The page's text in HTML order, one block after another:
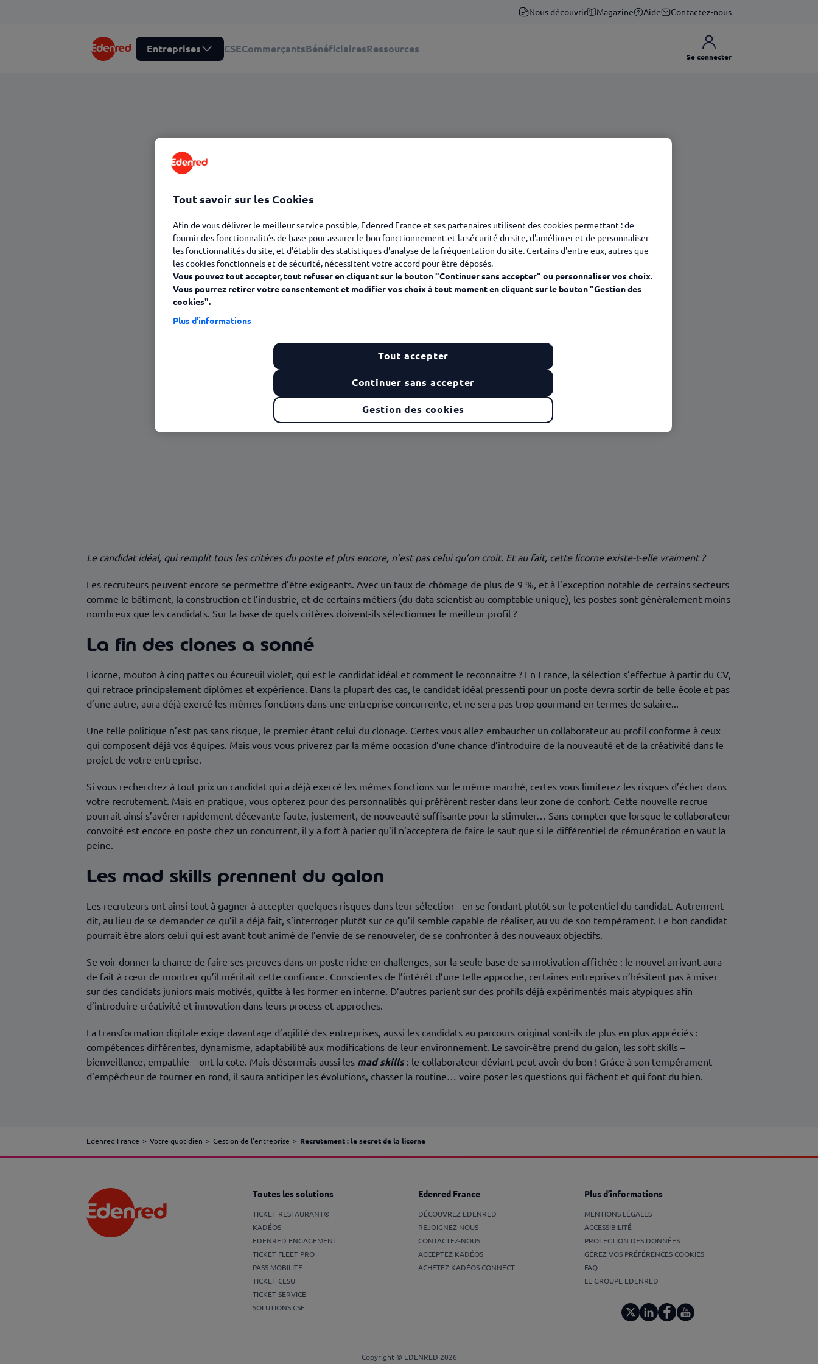
Nous découvrir Magazine Aide Contactez-nous
Entreprises CSECommerçantsBénéficiairesRessources
Se connecter
Le candidat idéal, qui remplit tous les critères du poste et plus encore, n’est pas celui qu’on croit. Et au fait, cette licorne existe-t-elle vraiment ?
Les recruteurs peuvent encore se permettre d’être exigeants. Avec un taux de chômage de plus de 9 %, et à l’exception notable de certains secteurs
comme le bâtiment, la construction et l’industrie, et de certains métiers (du data scientist au comptable unique), les postes sont généralement moins
nombreux que les candidats. Sur la base de quels critères doivent-ils sélectionner le meilleur profil ?
La fin des clones a sonné
Licorne, mouton à cinq pattes ou écureuil violet, qui est le candidat idéal et comment le reconnaitre ? En France, la sélection s’effectue à partir du CV,
qui retrace principalement diplômes et expérience. Dans la plupart des cas, le candidat idéal pressenti pour un poste devra sortir de telle école et pas
d’une autre, aura déjà exercé les mêmes fonctions dans une entreprise concurrente, et ne sera pas trop gourmand en termes de salaire...
Une telle politique n’est pas sans risque, le premier étant celui du clonage. Certes vous allez embaucher un collaborateur au profil conforme à ceux
qui composent déjà vos équipes. Mais vous vous priverez par la même occasion d’une chance d’introduire de la nouveauté et de la créativité dans le
projet de votre entreprise.
Si vous recherchez à tout prix un candidat qui a déjà exercé les mêmes fonctions sur le même marché, certes vous limiterez les risques d’échec dans
votre recrutement. Mais en pratique, vous opterez pour des personnalités qui préfèrent rester dans leur zone de confort. Cette nouvelle recrue
pourrait ainsi s’avérer rapidement décevante faute, justement, de nouveauté suffisante pour la stimuler… Sans compter que lorsque le collaborateur
convoité est encore en poste chez un concurrent, il y a fort à parier qu’il n’acceptera de faire le saut que si le différentiel de rémunération en vaut la
peine.
Les mad skills prennent du galon
Les recruteurs ont ainsi tout à gagner à accepter quelques risques dans leur sélection - en se fondant plutôt sur le potentiel du candidat. Autrement
dit, au lieu de se demander ce qu’il a déjà fait, s’interroger plutôt sur ce qu’il semble capable de réaliser, au vu de son tempérament. Le bon candidat
pourrait être alors celui qui est avant tout animé de l’envie de se renouveler, de se confronter à des nouveaux objectifs.
Se voir donner la chance de faire ses preuves dans un poste riche en challenges, sur la seule base de sa motivation affichée : le nouvel arrivant aura
de fait à cœur de montrer qu’il méritait cette confiance. Conscientes de l’intérêt d’une telle approche, certaines entreprises n’hésitent pas à miser
sur des candidats juniors mais motivés, quitte à les former en interne. D’autres parient sur des profils déjà expérimentés mais atypiques afin
d’introduire créativité et innovation dans leurs process et approches.
La transformation digitale exige davantage d’agilité des entreprises, aussi les candidats au parcours original sont-ils de plus en plus appréciés :
compétences différentes, dynamisme, adaptabilité aux modifications de leur environnement. Le savoir-être prend du galon, les soft skills –
bienveillance, empathie – ont la cote. Mais désormais aussi les mad skills : le collaborateur déviant peut avoir du bon ! Grâce à son tempérament
d’empêcheur de tourner en rond, il saura anticiper les évolutions, chasser la routine… voire poser les questions qui fâchent et qui font du bien.
Edenred France Votre quotidien Gestion de l'entreprise Recrutement : le secret de la licorne
Toutes les solutions
TICKET RESTAURANT®
KADÉOS
EDENRED ENGAGEMENT
TICKET FLEET PRO
PASS MOBILITE
TICKET CESU
TICKET SERVICE
SOLUTIONS CSE
Edenred France
DÉCOUVREZ EDENRED
REJOIGNEZ-NOUS
CONTACTEZ-NOUS
ACCEPTEZ KADÉOS
ACHETEZ KADÉOS CONNECT
Plus d’informations
MENTIONS LÉGALES
ACCESSIBILITÉ
PROTECTION DES DONNÉES
GÉREZ VOS PRÉFÉRENCES COOKIES
FAQ
LE GROUPE EDENRED
Copyright © EDENRED 2026
Tout savoir sur les Cookies
Afin de vous délivrer le meilleur service possible, Edenred France et ses partenaires utilisent des cookies permettant : de
fournir des fonctionnalités de base pour assurer le bon fonctionnement et la sécurité du site, d'améliorer et de personnaliser
les fonctionnalités du site, et d'établir des statistiques d'analyse de la fréquentation du site. Certains d'entre eux, autres que
les cookies fonctionnels et de sécurité, nécessitent votre accord pour être déposés.
Vous pouvez tout accepter, tout refuser en cliquant sur le bouton "Continuer sans accepter" ou personnaliser vos choix.
Vous pourrez retirer votre consentement et modifier vos choix à tout moment en cliquant sur le bouton "Gestion des
cookies".
Plus d'informations
Gestion des cookies
Continuer sans accepter
Tout accepter